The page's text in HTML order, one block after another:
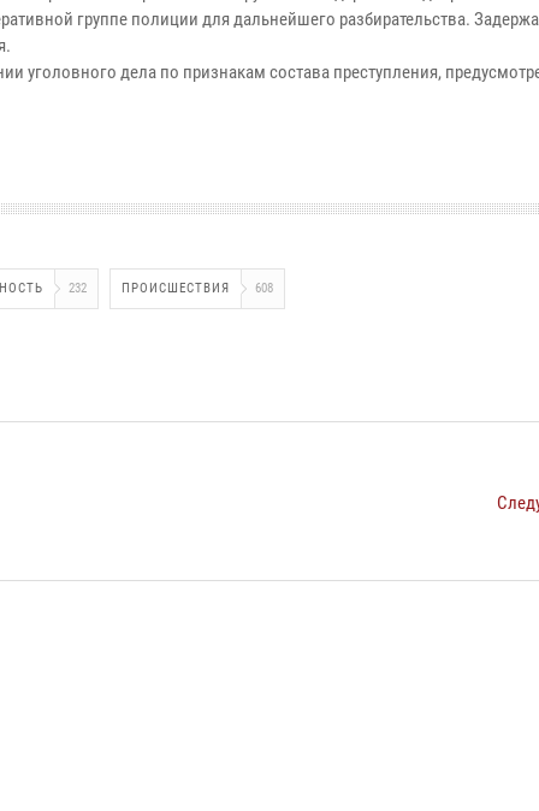
группе полиции для дальнейшего разбирательства.
уголовного дела по признакам состава преступления,
232 ПРОИСШЕСТВИЯ 608